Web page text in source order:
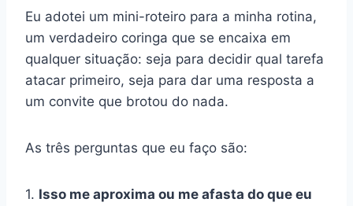
Eu adotei um mini-roteiro para a minha rotina,
um verdadeiro coringa que se encaixa em
qualquer situação: seja para decidir qual tarefa
atacar primeiro, seja para dar uma resposta a
um convite que brotou do nada.
As três perguntas que eu faço são:
1. Isso me aproxima ou me afasta do que eu